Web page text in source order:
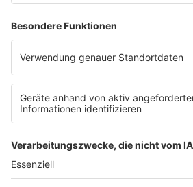
Radioplayer
Eisbären
Berliner Rundfunk 91.4
94,3 RS2
KISS FM